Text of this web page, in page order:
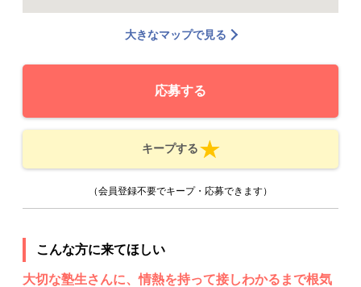
大きなマップで見る
応募する
キープする
（会員登録不要でキープ・応募できます）
こんな方に来てほしい
大切な塾生さんに、情熱を持って接しわかるまで根気